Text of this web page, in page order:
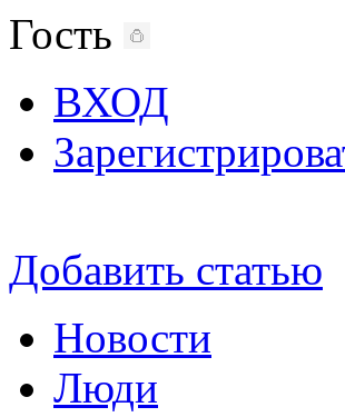
Гость
ВХОД
Добавить статью
Новости
Люди